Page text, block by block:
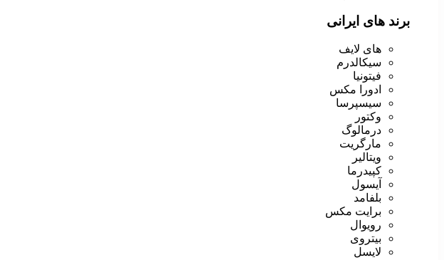
برند های ایرانی
های لایف
سیکالدرم
فیتونیا
ادورا مکس
سیسپرسا
وکتور
درمالوگ
مارگریت
ویتالیر
کپیدرما
آیسول
بلفامد
برایت مکس
رویوال
بیتروی
لایسل